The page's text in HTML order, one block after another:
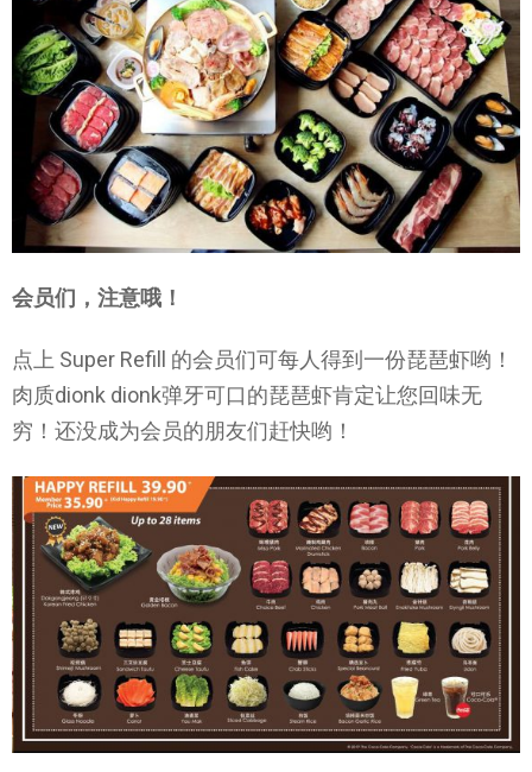
会员们，注意哦！
点上 Super Refill 的会员们可每人得到一份琵琶虾哟！
肉质dionk dionk弹牙可口的琵琶虾肯定让您回味无
穷！还没成为会员的朋友们赶快哟！